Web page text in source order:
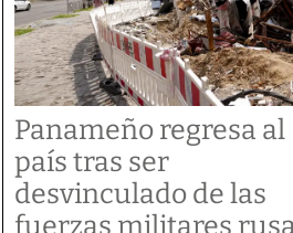
Panameño regresa al
país tras ser
desvinculado de las